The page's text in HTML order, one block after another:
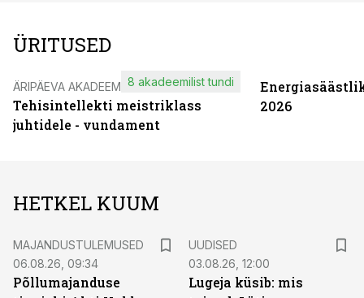
ÜRITUSED
ÄRIPÄEVA AKADEEMIA
Tehisintellekti meistriklass
juhtidele - vundament
8 akadeemilist tundi
2026
HETKEL KUUM
MAJANDUSTULEMUSED
06.08.26, 09:34
Põllumajanduse
UUDISED
03.08.26, 12:00
Lugeja küsib: mis